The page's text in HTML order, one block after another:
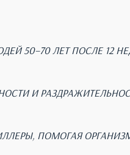
50–70 ЛЕТ ПОСЛЕ 12
И
ПОМОГАЯ